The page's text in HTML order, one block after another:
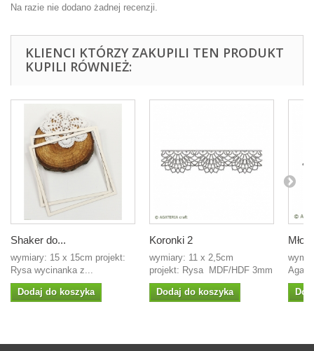
Na razie nie dodano żadnej recenzji.
KLIENCI KTÓRZY ZAKUPILI TEN PRODUKT
KUPILI RÓWNIEŻ:
Shaker do...
wymiary: 15 x 15cm projekt:
Rysa wycinanka z...
Dodaj do koszyka
Koronki 2
wymiary: 11 x 2,5cm
projekt: Rysa MDF/HDF 3mm
Dodaj do koszyka